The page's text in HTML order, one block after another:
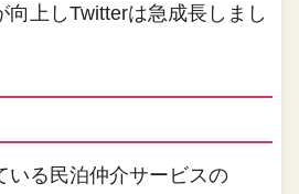
向上しTwitterは急成長しまし
いる民泊仲介サービスの